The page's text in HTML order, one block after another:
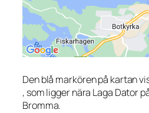
Den blå markören på kartan
, som ligger nära Laga Dator
Bromma.